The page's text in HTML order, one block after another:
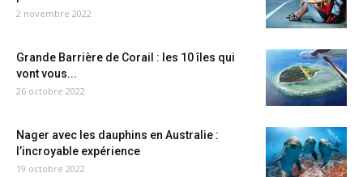
2 novembre 2022
Grande Barrière de Corail : les 10 îles qui
vont vous...
26 octobre 2022
Nager avec les dauphins en Australie :
l’incroyable expérience
19 octobre 2022